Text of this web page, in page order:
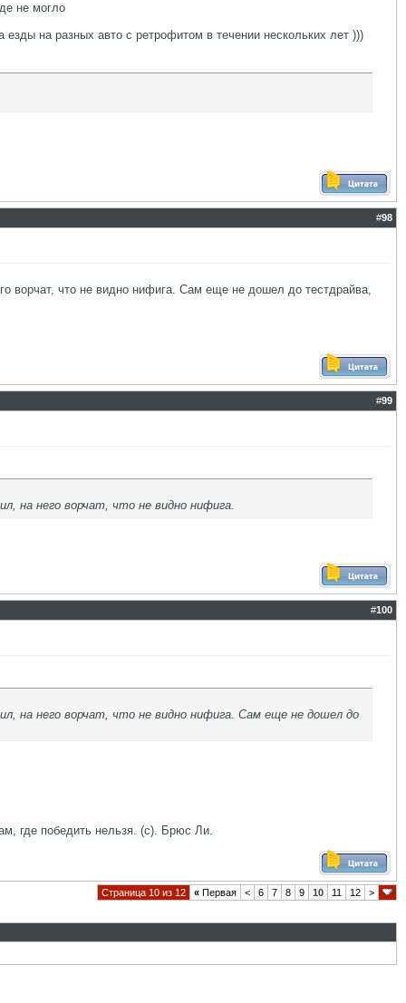
не могло
на разных авто с ретрофитом в течении нескольких лет )))
#98
ворчат, что не видно нифига. Сам еще не дошел до тестдрайва,
#99
на него ворчат, что не видно нифига.
#100
на него ворчат, что не видно нифига. Сам еще не дошел до
где победить нельзя. (с). Брюс Ли.
Страница 10 из 12 « Первая < 6 7 8 9 10 11 12 >